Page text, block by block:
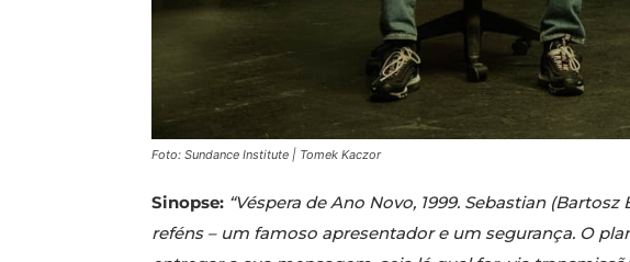
Foto: Sundance Institute | Tomek Kaczor
Sinopse: “Véspera de Ano Novo, 1999. Sebastian
reféns – um famoso apresentador e um segurança. O